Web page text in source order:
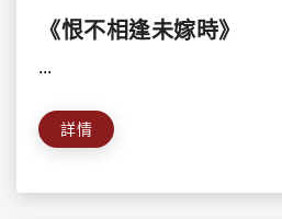
《恨不相逢未嫁時》
...
詳情